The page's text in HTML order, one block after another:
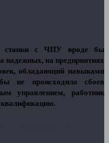
станки с ЧПУ вроде бы
надежных, на предприятиях
обладающий навыками
не происходило сбоев
управлением, работник